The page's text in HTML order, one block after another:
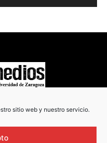
sitio web y nuestro servicio.